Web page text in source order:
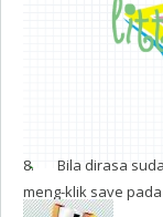
8. Bila dirasa
meng-klik save